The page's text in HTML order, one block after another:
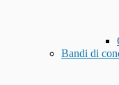
Bandi di